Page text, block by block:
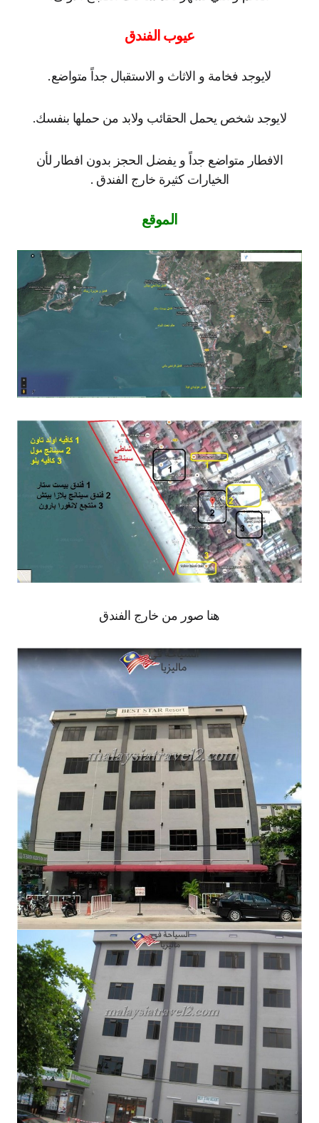
عيوب الفندق
لايوجد فخامة و الاثاث و الاستقبال جداً متواضع.
لايوجد شخص يحمل الحقائب ولابد من حملها بنفسك.
الافطار متواضع جداً و يفضل الحجز بدون افطار لأن
الخيارات كثيرة خارج الفندق .
الموقع
هنا صور من خارج الفندق